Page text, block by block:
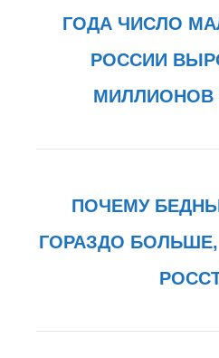
ГОДА ЧИСЛО
РОССИИ
МИЛЛИОНОВ
ПОЧЕМУ
ГОРАЗДО